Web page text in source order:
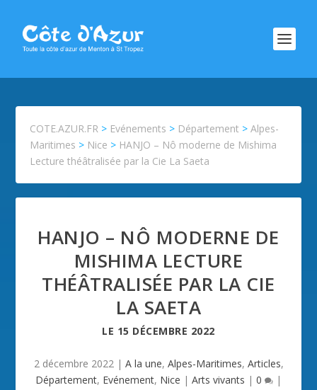
COTE.AZUR.FR > Evénements > Département >Alpes-
Maritimes > Nice > HANJO – Nô moderne de Mishima
Lecture théâtralisée par la Cie La Saeta
HANJO – NÔ MODERNE DE
MISHIMA LECTURE
THÉÂTRALISÉE PAR LA CIE
LA SAETA
LE 15 DÉCEMBRE 2022
2 décembre 2022| A la une, Alpes-Maritimes, Articles,
Département, Evénement, Nice | Arts vivants | 0 |